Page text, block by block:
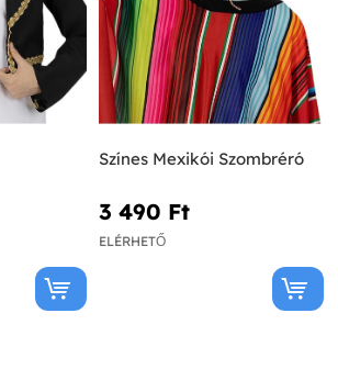
Színes Mexikói Szombréró
3 490 Ft‎
ELÉRHETŐ